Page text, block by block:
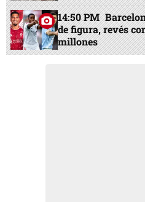
14:50 PM
de figura, revés
millones